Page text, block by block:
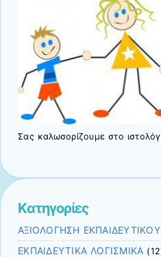
Σας καλωσορίζουμε στο
Kατηγορίες
ΑΞΙΟΛΟΓΗΣΗ
ΕΚΠΑΙΔΕΥΤΙΚΑ ΛΟΓΙΣΜΙΚΑ